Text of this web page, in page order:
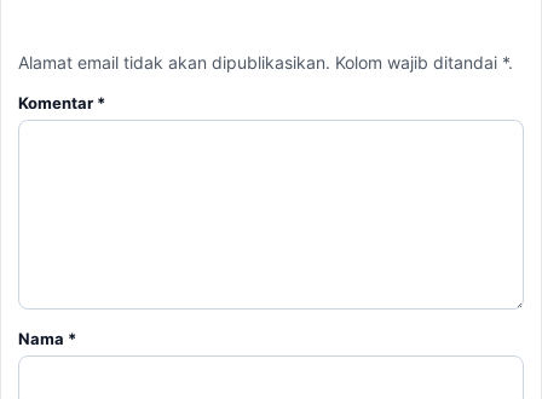
Alamat email tidak akan dipublikasikan. Kolom wajib ditandai *.
Komentar *
Nama *